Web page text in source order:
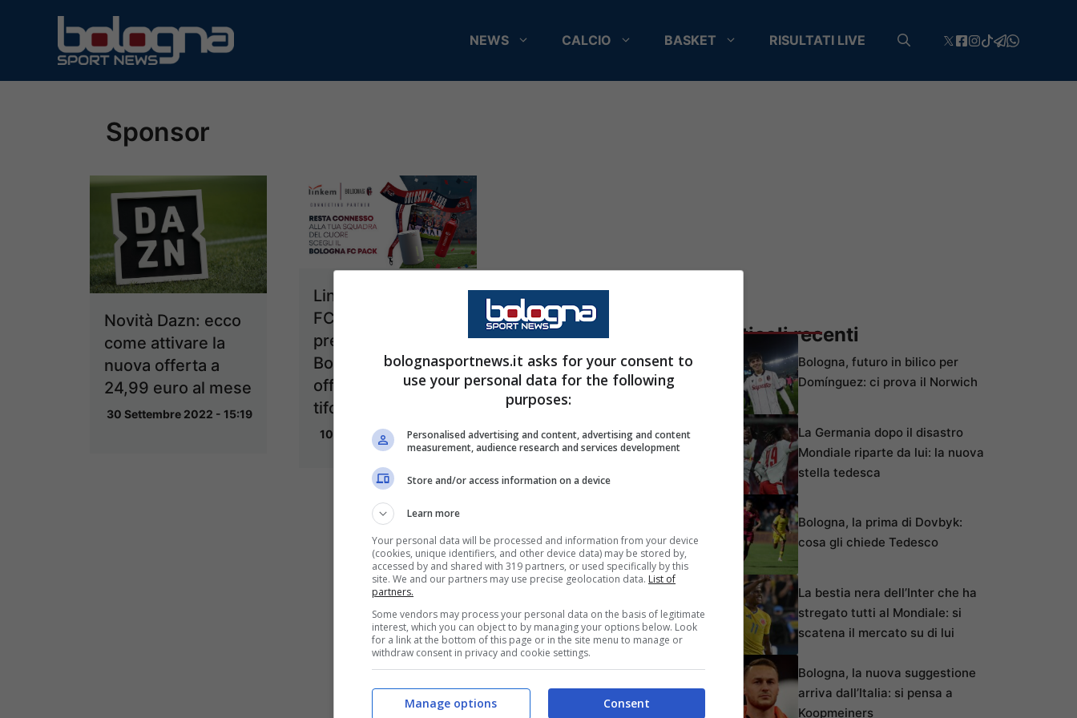
contenuto
NEWS CALCIO BASKET RISULTATI LIVE
Sponsor
Novità Dazn: ecco
come attivare la
nuova offerta a
24,99 euro al mese
30 Settembre 2022 - 15:19
Linkem e il Bologna
FC 1909
presentano il
Bologna FC Pack,
offerta dedicata ai
tifosi rossoblù
10 Dicembre 2020 - 13:53
Articoli recenti
Bologna, futuro in bilico per
Domínguez: ci prova il Norwich
La Germania dopo il disastro
Mondiale riparte da lui: la nuova
stella tedesca
Bologna, la prima di Dovbyk:
cosa gli chiede Tedesco
La bestia nera dell’Inter che ha
stregato tutti al Mondiale: si
scatena il mercato su di lui
Bologna, la nuova suggestione
arriva dall’Italia: si pensa a
Koopmeiners
bolognasportnews.it asks for your consent to
use your personal data for the following
purposes:
Personalised advertising and content, advertising and content
measurement, audience research and services development
Store and/or access information on a device
Learn more
Your personal data will be processed and information from your device
(cookies, unique identifiers, and other device data) may be stored by,
accessed by and shared with 319 partners, or used specifically by this
site. We and our partners may use precise geolocation data. List of
partners.
Some vendors may process your personal data on the basis of legitimate
interest, which you can object to by managing your options below. Look
for a link at the bottom of this page or in the site menu to manage or
withdraw consent in privacy and cookie settings.
Consent
Manage options